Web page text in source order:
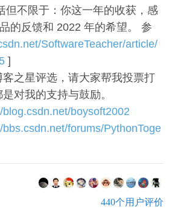
但不限于：你这一年的收获，感
的反馈和 2022 年的希望。 参
SoftwareTeacher/article/
]
之星评选，请大家帮我投票打
对我的支持与鼓励。
blog.csdn.net/boysoft2002
bbs.csdn.net/forums/PythonToge
440个用户评价